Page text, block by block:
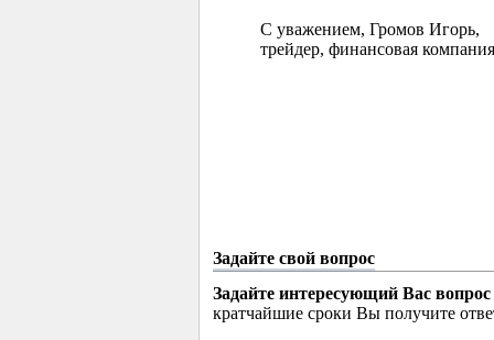
С уважением, Громов Игорь,
трейдер, финансовая
Задайте свой вопрос
Задайте интересующий Вас вопрос
кратчайшие сроки Вы получите